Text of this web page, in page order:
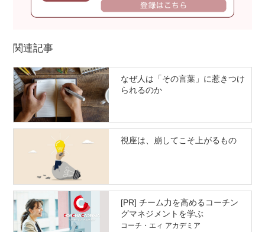
関連記事
なぜ人は「その言葉」に惹きつけ
られるのか
視座は、崩してこそ上がるもの
[PR] チーム力を高めるコーチン
グマネジメントを学ぶ
コーチ・エィ アカデミア